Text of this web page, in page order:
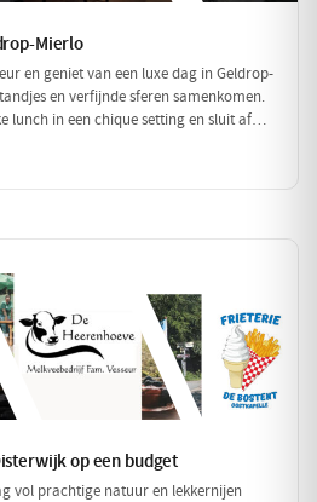
Mierlo
en geniet van een luxe dag in Geldrop-
en verfijnde sferen samenkomen.
lunch in een chique setting en sluit af
fietstocht door de prachtige omgeving!
op een budget
vol prachtige natuur en lekkernijen